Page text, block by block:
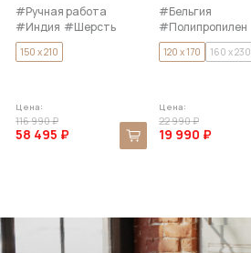
#Ручная работа
#Индия #Шерсть
150 x 210
Цена:
116 990 ₽
58 495 ₽
#Бельгия
#Полипропилен
120 x 170 160 x 230
Цена:
22 990 ₽
19 990 ₽